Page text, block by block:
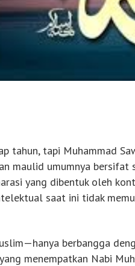
tahun, tapi Muhammad
maulid umumnya bersifat
yang dibentuk oleh
saat ini tidak
berbangga
menempatkan Nabi